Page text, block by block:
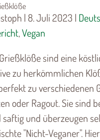
| 8. Juli 2023 |
,Vegan
sind eine
zu herkömmlichen
zu verschiedenen
oder Ragout. Sie sind
und überzeugen
"Nicht-Veganer".